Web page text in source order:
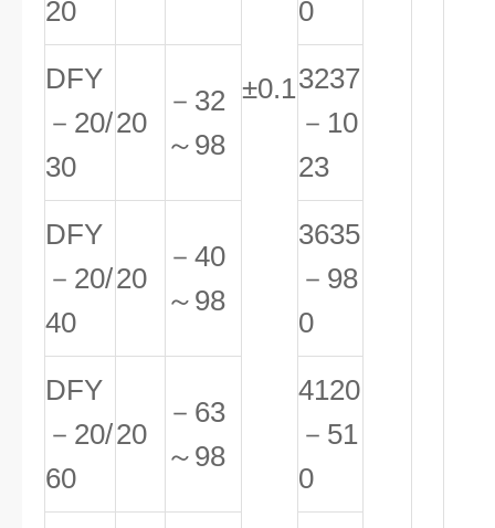
±0.1
20
0
DFY
－20/
30
20
－32
～98
3237
－10
23
DFY
－20/
40
20
－40
～98
3635
－98
0
DFY
－20/
60
20
－63
～98
4120
－51
0